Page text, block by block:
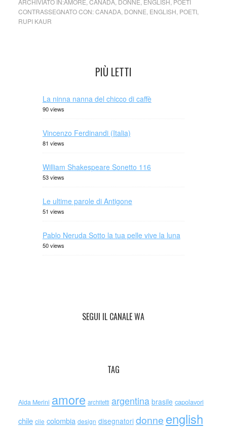
ARCHIVIATO IN:AMORE CANADA, DONNE ENGLISH POETI
CONTRASSEGNATO CON:CANADA, DONNE ENGLISH POETI,
RUPI KAUR
PIÙ LETTI
La ninna nanna del chicco di caffè
90 views
Vincenzo Ferdinandi (Italia)
81 views
William Shakespeare Sonetto 116
53 views
Le ultime parole di Antigone
51 views
Pablo Neruda Sotto la tua pelle vive la luna
50 views
SEGUI IL CANALE WA
TAG
Alda Merini amore architetti argentina brasile capolavori
chile cile colombia design disegnatori donne english